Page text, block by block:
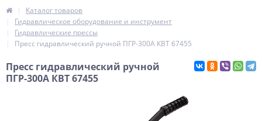
Каталог товаров
Гидравлическое оборудование и инструмент
Гидравлические прессы
Пресс гидравлический ручной ПГР-300А КВТ 67455
Пресс гидравлический ручной
ПГР-300А КВТ 67455